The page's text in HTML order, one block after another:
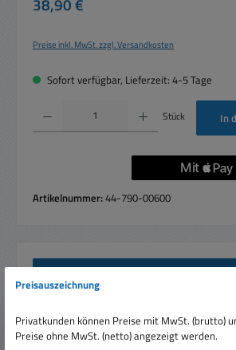
38,90 €
Preise inkl. MwSt. zzgl. Versandkosten
Sofort verfügbar, Lieferzeit: 4-5 Tage
Produkt Anzahl: Gib den gewünschten Wert ein
Stück In
Artikelnummer:44-790-00600
25W Lötkolben 230V 25Watt Feinlötkolben
wechselbare Spitze T…Mehr
Preisauszeichnung
Privatkunden können Preise mit MwSt. (brutto)
Preise ohne MwSt. (netto) angezeigt werden.